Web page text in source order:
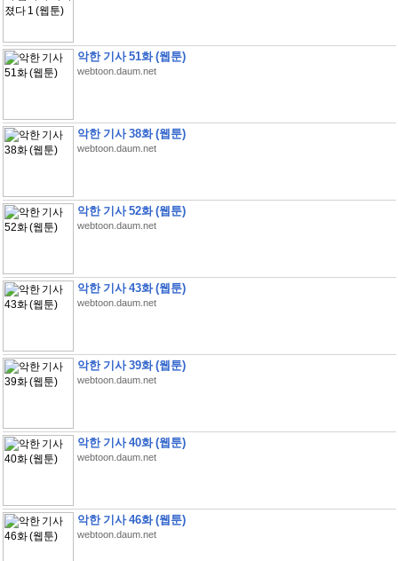
악한 기사 51화 (웹툰)
webtoon.daum.net
악한 기사 38화 (웹툰)
webtoon.daum.net
악한 기사 52화 (웹툰)
webtoon.daum.net
악한 기사 43화 (웹툰)
webtoon.daum.net
악한 기사 39화 (웹툰)
webtoon.daum.net
악한 기사 40화 (웹툰)
webtoon.daum.net
악한 기사 46화 (웹툰)
webtoon.daum.net